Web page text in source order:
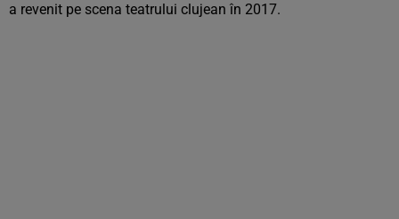
a revenit pe scena teatrului clujean în 2017.